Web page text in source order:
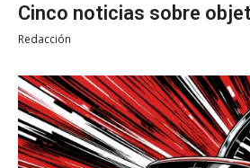
Cinco noticias sobre
Redacción